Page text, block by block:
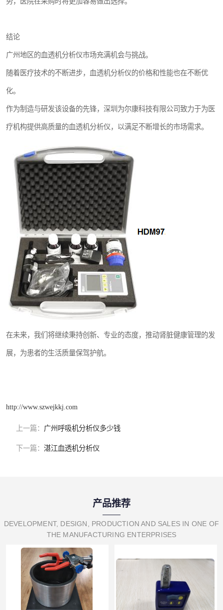
结论
广州地区的血透机分析仪市场充满机会与挑战。
随着医疗技术的不断进步，血透机分析仪的价格和性能也在不断优
化。
作为制造与研发该设备的先锋，深圳为尔康科技有限公司致力于为医
疗机构提供高质量的血透机分析仪，以满足不断增长的市场需求。
在未来，我们将继续秉持创新、专业的态度，推动肾脏健康管理的发
展，为患者的生活质量保驾护航。
http://www.szwejkkj.com
上一篇： 广州呼吸机分析仪多少钱
下一篇： 湛江血透机分析仪
产品推荐
DEVELOPMENT, DESIGN, PRODUCTION AND SALES IN ONE OF
THE MANUFACTURING ENTERPRISES